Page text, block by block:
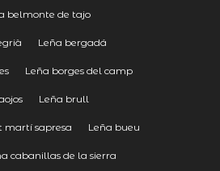
belmonte de tajo
Leña bergadá
Leña borges del camp
Leña brull
martí sapresa Leña bueu
cabanillas de la sierra